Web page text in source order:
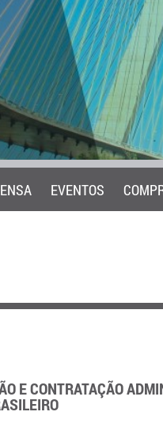
EVENTOS
E CONTRATAÇÃO